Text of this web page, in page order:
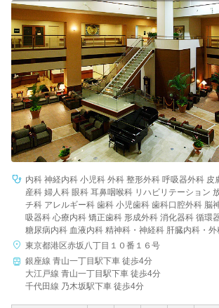
内科 神経内科 小児科 外科 整形外科 呼吸器外科 皮
産科 婦人科 眼科 耳鼻咽喉科 リハビリテーション
チ科 アレルギー科 歯科 小児歯科 歯科口腔外科 脳
吸器科 心療内科 矯正歯科 形成外科 消化器科 循環
糖尿病内科 血液内科 精神科・神経科 肝臓内科・
東京都港区赤坂八丁目１０番１６号
銀座線 青山一丁目駅下車 徒歩4分
大江戸線 青山一丁目駅下車 徒歩4分
千代田線 乃木坂駅下車 徒歩4分